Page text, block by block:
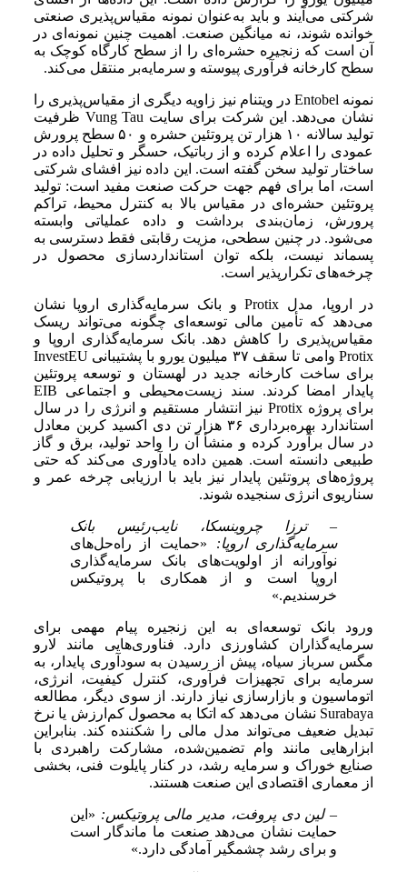
شرکتی می‌آیند و باید به‌عنوان نمونه مقیاس‌پذیری صنعتی
خوانده شوند، نه میانگین صنعت. اهمیت چنین نمونه‌ای در
آن است که زنجیره حشره‌ای را از سطح کارگاه کوچک به
سطح کارخانه فرآوری پیوسته و سرمایه‌بر منتقل می‌کند.
نمونه Entobel در ویتنام نیز زاویه دیگری از مقیاس‌پذیری را
نشان می‌دهد. این شرکت برای سایت Vung Tau ظرفیت
تولید سالانه ۱۰ هزار تن پروتئین حشره و ۵۰ سطح پرورش
عمودی را اعلام کرده و از رباتیک، حسگر و تحلیل داده در
ساختار تولید سخن گفته است. این داده نیز افشای شرکتی
است، اما برای فهم جهت حرکت صنعت مفید است: تولید
پروتئین حشره‌ای در مقیاس بالا به کنترل محیط، تراکم
پرورش، زمان‌بندی برداشت و داده عملیاتی وابسته
می‌شود. در چنین سطحی، مزیت رقابتی فقط دسترسی به
پسماند نیست، بلکه توان استانداردسازی محصول در
چرخه‌های تکرارپذیر است.
در اروپا، مدل Protix و بانک سرمایه‌گذاری اروپا نشان
می‌دهد که تأمین مالی توسعه‌ای چگونه می‌تواند ریسک
مقیاس‌پذیری را کاهش دهد. بانک سرمایه‌گذاری اروپا و
Protix وامی تا سقف ۳۷ میلیون یورو با پشتیبانی InvestEU
برای ساخت کارخانه جدید در لهستان و توسعه پروتئین
پایدار امضا کردند. سند زیست‌محیطی و اجتماعی EIB
برای پروژه Protix نیز انتشار مستقیم و انرژی را در سال
استاندارد بهره‌برداری ۳۶ هزار تن دی اکسید کربن معادل
در سال برآورد کرده و منشأ آن را واحد تولید، برق و گاز
طبیعی دانسته است. همین داده یادآوری می‌کند که حتی
پروژه‌های پروتئین پایدار نیز باید با ارزیابی چرخه عمر و
سناریوی انرژی سنجیده شوند.
– ترزا چروینسکا، نایب‌رئیس بانک
سرمایه‌گذاری اروپا: «حمایت از راه‌حل‌های
نوآورانه از اولویت‌های بانک سرمایه‌گذاری
اروپا است و از همکاری با پروتیکس
خرسندیم.»
ورود بانک توسعه‌ای به این زنجیره پیام مهمی برای
سرمایه‌گذاران کشاورزی دارد. فناوری‌هایی مانند لارو
مگس سرباز سیاه، پیش از رسیدن به سودآوری پایدار، به
سرمایه برای تجهیزات فرآوری، کنترل کیفیت، انرژی،
اتوماسیون و بازارسازی نیاز دارند. از سوی دیگر، مطالعه
Surabaya نشان می‌دهد که اتکا به محصول کم‌ارزش یا نرخ
تبدیل ضعیف می‌تواند مدل مالی را شکننده کند. بنابراین
ابزارهایی مانند وام تضمین‌شده، مشارکت راهبردی با
صنایع خوراک و سرمایه رشد، در کنار پایلوت فنی، بخشی
از معماری اقتصادی این صنعت هستند.
– لین دی پروفت، مدیر مالی پروتیکس: «این
حمایت نشان می‌دهد صنعت ما ماندگار است
و برای رشد چشمگیر آمادگی دارد.»